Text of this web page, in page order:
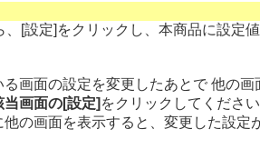
、[設定]をクリックし、本商品に設定
る画面の設定を変更したあとで 他の
当画面の[設定] をクリックしてくださ
他の画面を表示すると、変更した設定